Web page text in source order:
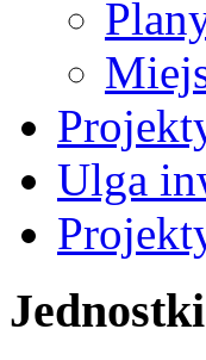
Ulga
Jednostki